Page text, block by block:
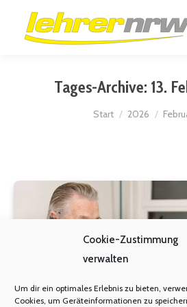
Cookie-Zustimmung
verwalten
Um dir ein optimales Erlebnis zu bieten,
Cookies, um Geräteinformationen zu
Tages-Archive: 13.
Sie befinden sich
Start 2026